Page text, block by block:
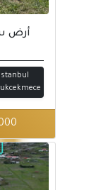
أرض
Istanbul